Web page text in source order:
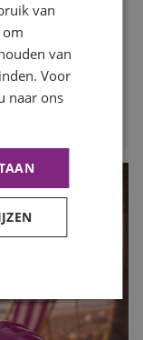
je waarom
maken.
van
om
van
Voor
naar ons